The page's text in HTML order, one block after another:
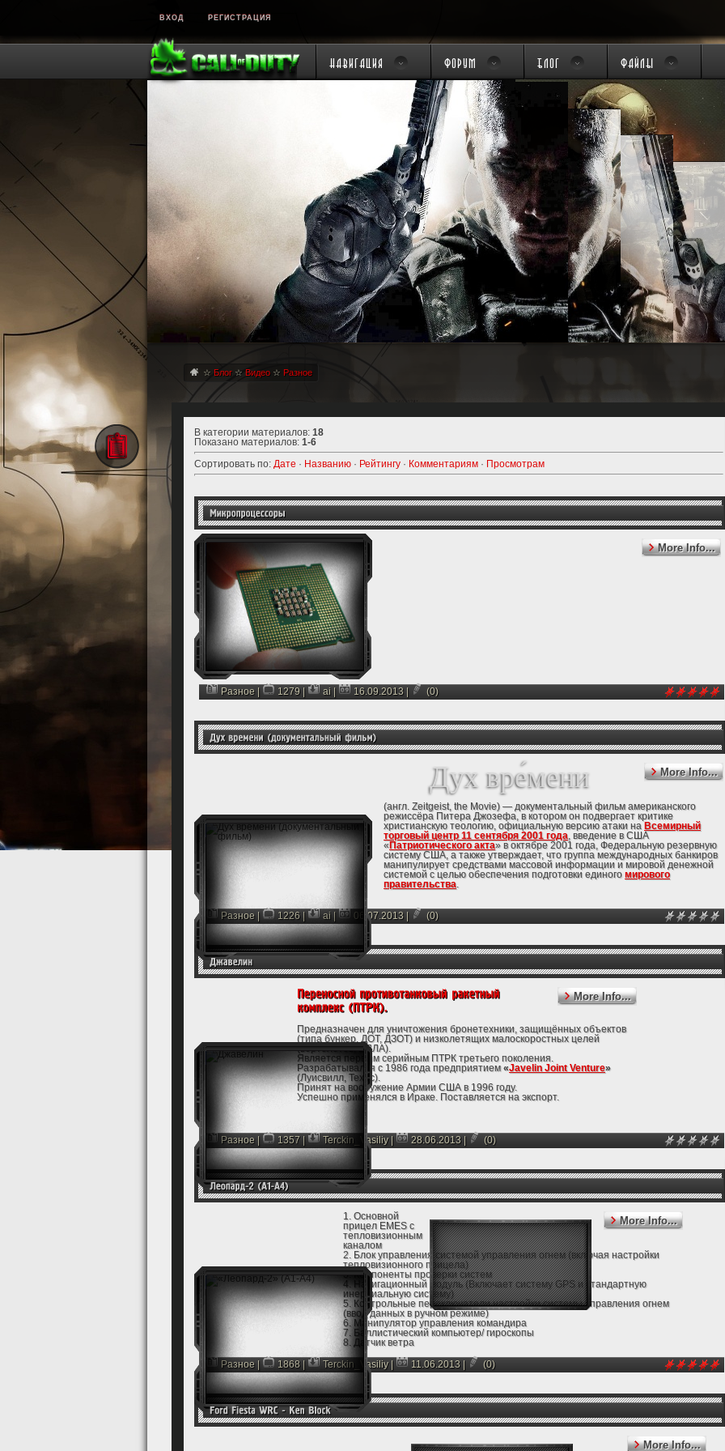
ВХОД РЕГИСТРАЦИЯ
Навигация Форум Блог Файлы
☆ Блог ☆ Видео ☆ Разное
В категории материалов: 18
Показано материалов: 1-6
Сортировать по: Дате · Названию · Рейтингу · Комментариям · Просмотрам
More Info...
Разное | 1279 | ai | 16.09.2013 | (0)
More Info...
Дух вре́мени
(англ. Zeitgeist, the Movie) — документальный фильм американского
режиссёра Питера Джозефа, в котором он подвергает критике
христианскую теологию, официальную версию атаки на Всемирный
торговый центр 11 сентября 2001 года, введение в США
«Патриотического акта» в октябре 2001 года, Федеральную резервную
систему США, а также утверждает, что группа международных банкиров
манипулирует средствами массовой информации и мировой денежной
системой с целью обеспечения подготовки единого мирового
правительства.
сайте ZeitgeistMovie.com
Разное | 1226 | ai | 06.07.2013 | (0)
More Info...
Предназначен для уничтожения бронетехники, защищённых объектов
(типа бункер, ДОТ, ДЗОТ) и низколетящих малоскоростных целей
(вертолётов, БПЛА).
Является первым серийным ПТРК третьего поколения.
Разрабатывался с 1986 года предприятием«Javelin Joint Venture»
(Луисвилл, Техас).
Принят на вооружение Армии США в 1996 году.
Успешно применялся в Ираке. Поставляется на экспорт.
Разное | 1357 | Terckin_Vasiliy| 28.06.2013 | (0)
More Info...
1. Основной
прицел EMES с
тепловизионным
каналом
2. Блок управления системой управления огнем (включая настройки
тепловизионного прицела)
3. Компоненты проверки систем
4. Навигационный модуль (Включает систему GPS и стандартную
инерциальную систему)
5. Контрольные переключатели настройки системы управления огнем
(ввод данных в ручном режиме)
6. Манипулятор управления командира
7. Баллистический компьютер/ гироскопы
8. Датчик ветра
9. Резервный прицел наводчика FERO
10. Электронный лазерный модуль
11. Панель выбора типа боеприпаса заряжающего
12. Кольцевой радиатор с
вентилятором (два блока);
Разное | 1868 | Terckin_Vasiliy| 11.06.2013 | (0)
More Info...